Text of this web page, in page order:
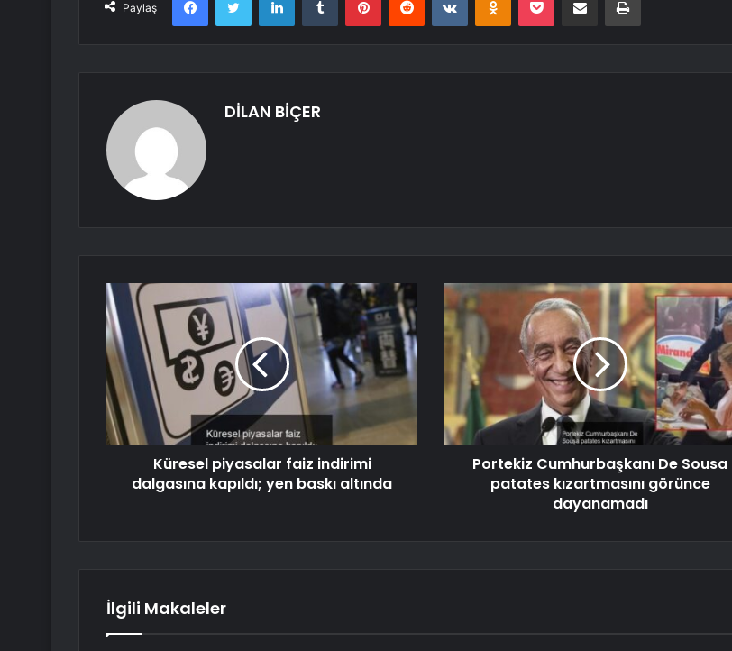
Paylaş
DİLAN BİÇER
Küresel piyasalar faiz indirimi
dalgasına kapıldı; yen baskı altında
Portekiz Cumhurbaşkanı De Sousa
patates kızartmasını görünce
dayanamadı
İlgili Makaleler